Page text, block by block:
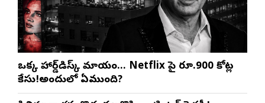
ఒక్క హార్డ్‌డిస్క్ మాయం… Netflix పై రూ.900 కోట్ల
కేసు!అందులో ఏముంది?